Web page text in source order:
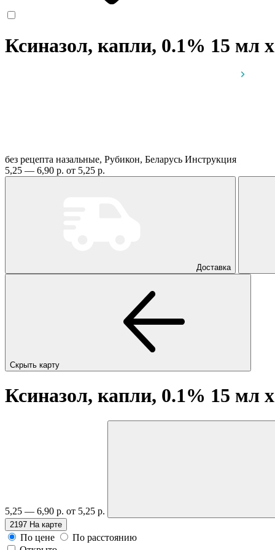
Ксиназол, капли, 0.1% 15 мл
без рецепта назальные, Рубикон, Беларусь Инструкция
5,25 — 6,90 р. от 5,25 р.
Доставка
Скрыть карту
Ксиназол, капли, 0.1% 15 мл
5,25 — 6,90 р. от 5,25 р.
2197 На карте
По цене
По расстоянию